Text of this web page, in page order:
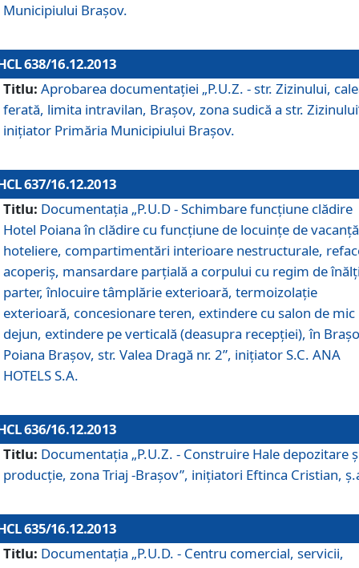
Municipiului Braşov.
638/16.12.2013
Titlu: Aprobarea documentaţiei „P.U.Z. - str. Zizinului,
ferată, limita intravilan, Braşov, zona sudică a str.
iniţiator Primăria Municipiului Braşov.
637/16.12.2013
Titlu: Documentaţia „P.U.D - Schimbare funcţiune clădire
Hotel Poiana în clădire cu funcţiune de locuinţe de
hoteliere, compartimentări interioare nestructurale,
acoperiş, mansardare parţială a corpului cu regim de
parter, înlocuire tâmplărie exterioară, termoizolaţie
exterioară, concesionare teren, extindere cu salon de mic
dejun, extindere pe verticală (deasupra recepţiei), în
Poiana Braşov, str. Valea Dragă nr. 2”, iniţiator S.C. ANA
HOTELS S.A.
636/16.12.2013
Titlu: Documentaţia „P.U.Z. - Construire Hale depozitare
producţie, zona Triaj -Braşov”, iniţiatori Eftinca Cristian,
635/16.12.2013
Titlu: Documentaţia „P.U.D. - Centru comercial, servicii,